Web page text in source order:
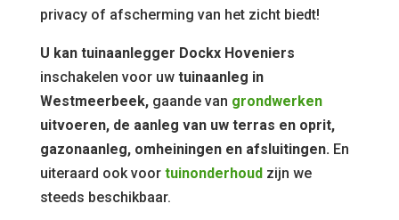
privacy of afscherming van het zicht biedt!
U kan tuinaanlegger Dockx Hoveniers
inschakelen voor uwtuinaanleg in
Westmeerbeek, gaande van grondwerken
uitvoeren, de aanleg van uw terras en oprit,
gazonaanleg, omheiningen en afsluitingen. En
uiteraard ook voor tuinonderhoudzijn we
steeds beschikbaar.